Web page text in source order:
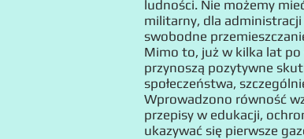
ludności. Nie możemy
militarny, dla administracji
swobodne
Mimo to, już w kilka lat
przynoszą pozytywne
społeczeństwa,
Wprowadzono równość
przepisy w edukacji,
ukazywać się pierwsze